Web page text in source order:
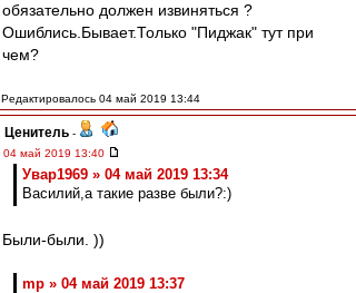
обязательно должен извиняться ?
Ошиблись.Бывает.Только "Пиджак" тут при
чем?
Редактировалось 04 май 2019 13:44
Ценитель -
04 май 2019 13:40
Увар1969 » 04 май 2019 13:34
Василий,а такие разве были?:)
Были-были. ))
mp » 04 май 2019 13:37